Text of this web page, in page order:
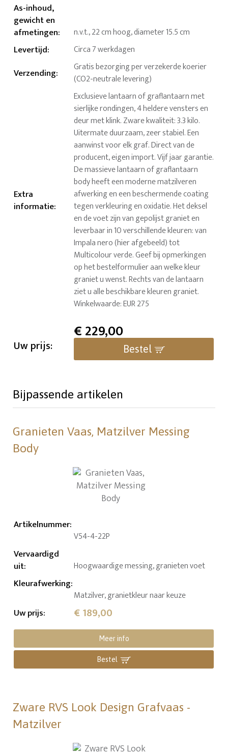
As-inhoud,
gewicht en
afmetingen: n.v.t., 22 cm hoog, diameter 15.5 cm
Levertijd: Circa 7 werkdagen
Verzending:
Gratis bezorging per verzekerde koerier
(CO2-neutrale levering)
Extra
informatie:
Exclusieve lantaarn of graflantaarn met
sierlijke rondingen, 4 heldere vensters en
deur met klink. Zware kwaliteit: 3.3 kilo.
Uitermate duurzaam, zeer stabiel. Een
aanwinst voor elk graf. Direct van de
producent, eigen import. Vijf jaar garantie.
De massieve lantaarn of graflantaarn
body heeft een moderne matzilveren
afwerking en een beschermende coating
tegen verkleuring en oxidatie. Het deksel
en de voet zijn van gepolijst graniet en
leverbaar in 10 verschillende kleuren: van
Impala nero (hier afgebeeld) tot
Multicolour verde. Geef bij opmerkingen
op het bestelformulier aan welke kleur
graniet u wenst. Rechts van de lantaarn
ziet u alle beschikbare kleuren graniet.
Winkelwaarde: EUR 275
Uw prijs:
€229,00
Bestel
Bijpassende artikelen
Granieten Vaas, Matzilver Messing
Body
Artikelnummer:
V54-4-22P
Vervaardigd
uit: Hoogwaardige messing, granieten voet
Kleurafwerking:
Matzilver, granietkleur naar keuze
Uw prijs: € 189,00
Meer info
Bestel
Zware RVS Look Design Grafvaas -
Matzilver